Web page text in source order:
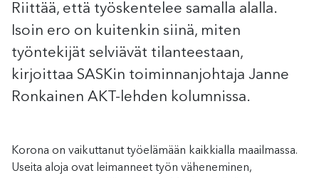
Riittää, että työskentelee samalla alalla.
Isoin ero on kuitenkin siinä, miten
työntekijät selviävät tilanteestaan,
kirjoittaa SASKin toiminnanjohtaja Janne
Ronkainen AKT-lehden kolumnissa.
Korona on vaikuttanut työelämään kaikkialla maailmassa.
Useita aloja ovat leimanneet työn väheneminen,